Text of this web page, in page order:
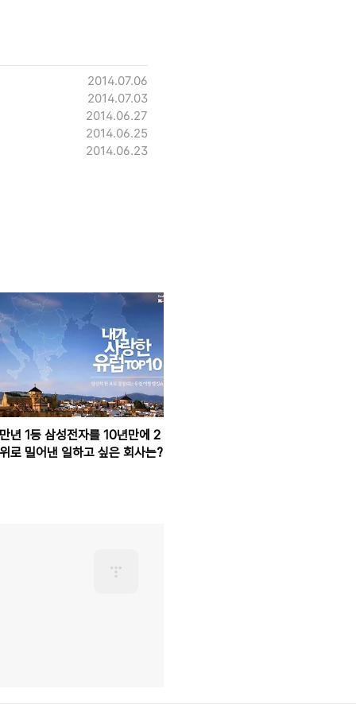
2014.07.06
2014.07.03
2014.06.27
2014.06.25
2014.06.23
만년 1등 삼성전자를 10년만에 2
위로 밀어낸 일하고 싶은 회사는?